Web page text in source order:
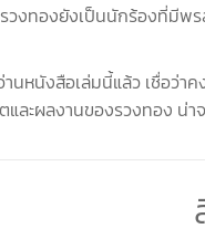
งทองยังเป็นนักร้องที่มี
นังสือเล่มนี้แล้ว เชื่อว่า
ละผลงานของรวงทอง น่